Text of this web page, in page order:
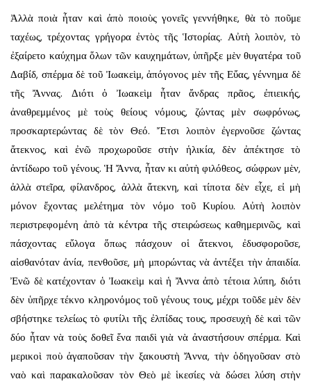
Ἀλλὰ ποιὰ ἦταν καὶ ἀπὸ ποιοὺς γονεῖς γεννήθηκε, θὰ τὸ ποῦμε
ταχέως, τρέχοντας γρήγορα ἐντὸς τῆς Ἱστορίας. Αὐτὴ λοιπὸν, τὸ
ἐξαίρετο καύχημα ὅλων τῶν καυχημάτων, ὑπῆρξε μὲν θυγατέρα τοῦ
Δαβίδ, σπέρμα δὲ τοῦ Ἰωακεὶμ, ἀπόγονος μὲν τῆς Εὔας, γέννημα δὲ
τῆς Ἄννας. Διότι ὁ Ἰωακεὶμ ἦταν ἄνδρας πρᾶος, ἐπιεικής,
ἀναθρεμμένος μὲ τοὺς θείους νόμους, ζώντας μὲν σωφρόνως,
προσκαρτερώντας δὲ τὸν Θεό. Ἔτσι λοιπὸν ἐγερνοῦσε ζώντας
ἄτεκνος, καὶ ἐνῶ προχωροῦσε στὴν ἡλικία, δὲν ἀπέκτησε τὸ
ἀντίδωρο τοῦ γένους. Ἡ Ἄννα, ἦταν κι αὐτὴ φιλόθεος, σώφρων μὲν,
ἀλλὰ στεῖρα, φίλανδρος, ἀλλὰ ἄτεκνη, καὶ τίποτα δὲν εἶχε, εἰ μὴ
μόνον ἔχοντας μελέτημα τὸν νόμο τοῦ Κυρίου. Αὐτὴ λοιπὸν
περιστρεφομένη ἀπὸ τὰ κέντρα τῆς στειρώσεως καθημερινῶς, καὶ
πάσχοντας εὔλογα ὅπως πάσχουν οἱ ἄτεκνοι, ἐδυσφοροῦσε,
αἰσθανόταν ἀνία, πενθοῦσε, μὴ μπορώντας νὰ ἀντέξει τὴν ἀπαιδία.
Ἐνῶ δὲ κατέχονταν ὁ Ἰωακεὶμ καὶ ἡ Ἄννα ἀπὸ τέτοια λύπη, διότι
δὲν ὑπῆρχε τέκνο κληρονόμος τοῦ γένους τους, μέχρι τοῦδε μὲν δὲν
σβήστηκε τελείως τὸ φυτίλι τῆς ἐλπίδας τους, προσευχὴ δὲ καὶ τῶν
δύο ἦταν νὰ τοὺς δοθεῖ ἕνα παιδὶ γιὰ νὰ ἀναστήσουν σπέρμα. Καὶ
μερικοὶ ποὺ ἀγαποῦσαν τὴν ξακουστὴ Ἄννα, τὴν ὁδηγοῦσαν στὸ
ναὸ καὶ παρακαλοῦσαν τὸν Θεὸ μὲ ἱκεσίες νὰ δώσει λύση στὴν